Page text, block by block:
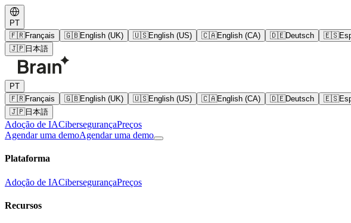
PT
🇫🇷Français 🇬🇧English (UK) 🇺🇸English (US) 🇨🇦English (CA) 🇩🇪Deutsch 🇪🇸
🇯🇵日本語
PT
🇫🇷Français 🇬🇧English (UK) 🇺🇸English (US) 🇨🇦English (CA) 🇩🇪Deutsch 🇪🇸
🇯🇵日本語
Adoção de IACibersegurançaPreços
Agendar uma demoAgendar uma demo
Plataforma
Adoção de IACibersegurançaPreços
Recursos